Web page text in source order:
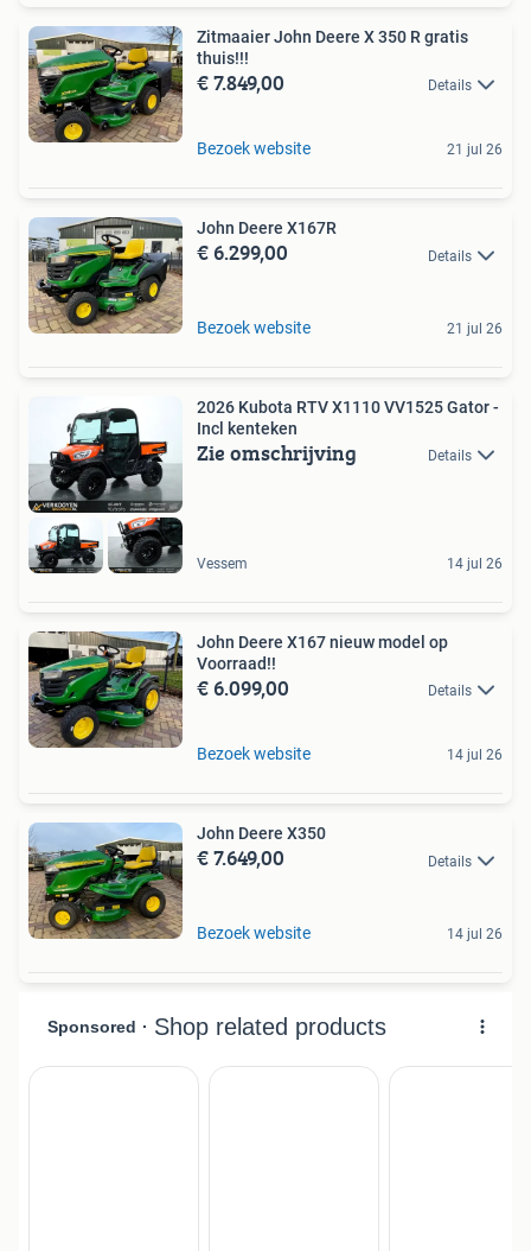
Zitmaaier John Deere X 350 R gratis
thuis!!!
€ 7.849,00 Details
Bezoek website 21 jul 26
John Deere X167R
€ 6.299,00 Details
Bezoek website 21 jul 26
2026 Kubota RTV X1110 VV1525 Gator -
Incl kenteken
Zie omschrijving Details
Vessem 14 jul 26
John Deere X167 nieuw model op
Voorraad!!
€ 6.099,00 Details
Bezoek website 14 jul 26
John Deere X350
€ 7.649,00 Details
Bezoek website 14 jul 26